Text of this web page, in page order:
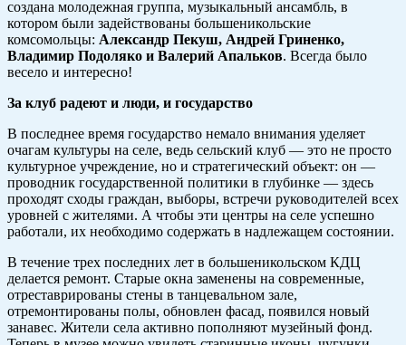
создана молодежная группа, музыкальный ансамбль, в
котором были задействованы большеникольские
комсомольцы: Александр Пекуш, Андрей Гриненко,
Владимир Подоляко и Валерий Апальков. Всегда было
весело и интересно!
За клуб радеют и люди, и государство
В последнее время государство немало внимания уделяет
очагам культуры на селе, ведь сельский клуб — это не просто
культурное учреждение, но и стратегический объект: он —
проводник государственной политики в глубинке — здесь
проходят сходы граждан, выборы, встречи руководителей всех
уровней с жителями. А чтобы эти центры на селе успешно
работали, их необходимо содержать в надлежащем состоянии.
В течение трех последних лет в большеникольском КДЦ
делается ремонт. Старые окна заменены на современные,
отреставрированы стены в танцевальном зале,
отремонтированы полы, обновлен фасад, появился новый
занавес. Жители села активно пополняют музейный фонд.